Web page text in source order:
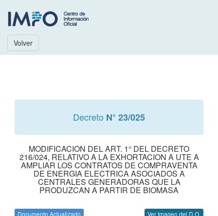
Volver
Decreto N° 23/025
MODIFICACION DEL ART. 1° DEL DECRETO
216/024, RELATIVO A LA EXHORTACION A UTE A
AMPLIAR LOS CONTRATOS DE COMPRAVENTA
DE ENERGIA ELECTRICA ASOCIADOS A
CENTRALES GENERADORAS QUE LA
PRODUZCAN A PARTIR DE BIOMASA
Documento Actualizado Ver Imagen del D.O.